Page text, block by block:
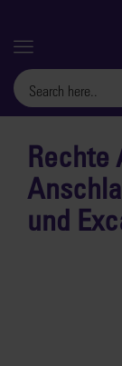
Menu
Rechte
und